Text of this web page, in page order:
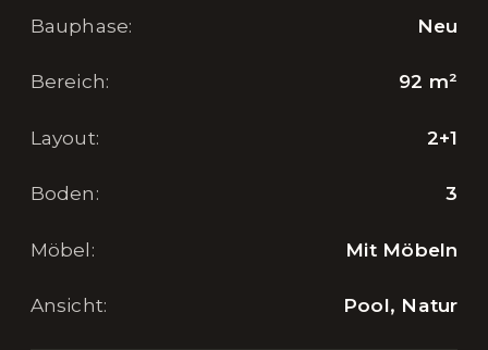
Bauphase: Neu
Bereich: 92 m²
Layout: 2+1
Boden: 3
Möbel: Mit Möbeln
Ansicht: Pool, Natur